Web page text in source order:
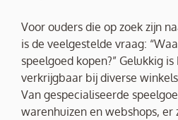
Voor ouders die op zoek zijn
is de veelgestelde vraag:
speelgoed kopen?” Gelukkig
verkrijgbaar bij diverse
Van gespecialiseerde
warenhuizen en webshops, er